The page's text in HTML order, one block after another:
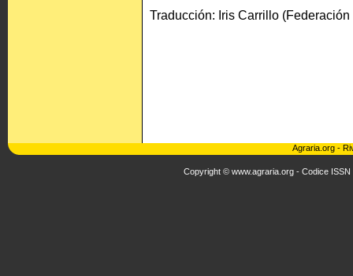
Traducción: Iris Carrillo
Agraria.org -
Copyright © www.agraria.org - Codice